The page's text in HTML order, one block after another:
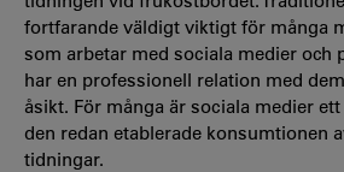
fortfarande väldigt viktigt för många
som arbetar med sociala medier och
har en professionell relation med
åsikt. För många är sociala medier
den redan etablerade konsumtionen
tidningar.